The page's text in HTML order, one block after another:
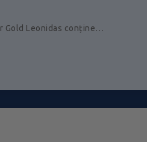
Gold Leonidas conține…